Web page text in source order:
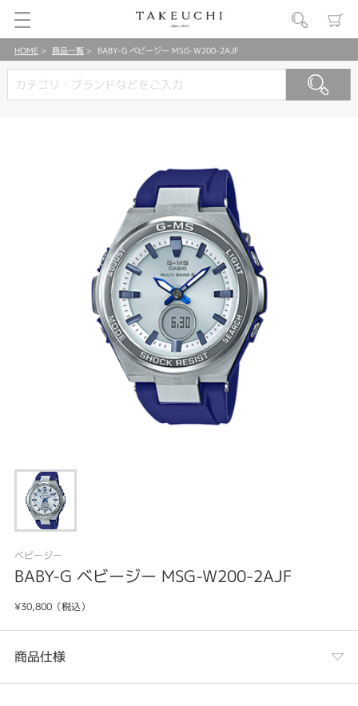
HOME 商品一覧 BABY-G ベビージー MSG-W200-2AJF
ベビージー
BABY-G ベビージー MSG-W200-2AJF
¥30,800（税込）
商品仕様